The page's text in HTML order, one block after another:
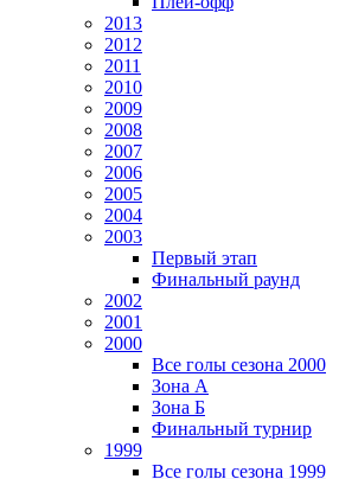
2013
2012
2011
2010
2009
2008
2007
2006
2005
2004
2003
Первый этап
Финальный раунд
2002
2001
2000
Все голы сезона 2000
Зона А
Зона Б
Финальный турнир
1999
Все голы сезона 1999